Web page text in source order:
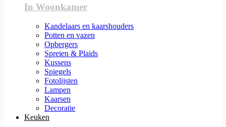
In Woonkamer
Kandelaars en kaarshouders
Potten en vazen
Opbergers
Spreien & Plaids
Kussens
Spiegels
Fotolijsten
Lampen
Kaarsen
Decoratie
Keuken